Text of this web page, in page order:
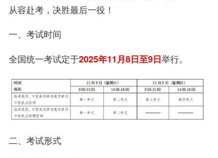
从容赴考，决胜最后一役！
一、考试时间
全国统一考试定于2025年11月8日至9日举行。
二、考试形式